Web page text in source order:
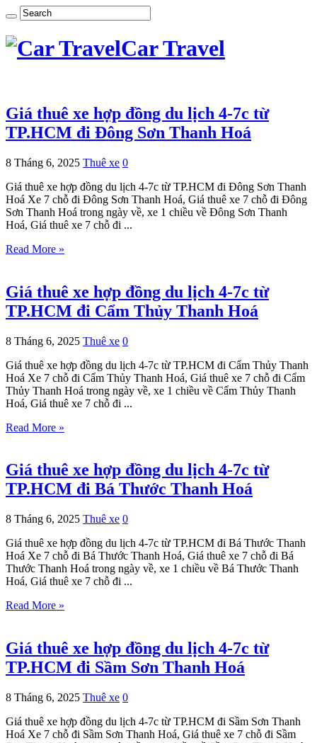
Car Travel
Giá thuê xe hợp đồng du lịch 4-7c từ
TP.HCM đi Đông Sơn Thanh Hoá
8 Tháng 6, 2025 Thuê xe 0
Giá thuê xe hợp đồng du lịch 4-7c từ TP.HCM đi Đông Sơn Thanh
Hoá Xe 7 chỗ đi Đông Sơn Thanh Hoá, Giá thuê xe 7 chỗ đi Đông
Sơn Thanh Hoá trong ngày về, xe 1 chiều về Đông Sơn Thanh
Hoá, Giá thuê xe 7 chỗ đi ...
Read More »
Giá thuê xe hợp đồng du lịch 4-7c từ
TP.HCM đi Cẩm Thủy Thanh Hoá
8 Tháng 6, 2025 Thuê xe 0
Giá thuê xe hợp đồng du lịch 4-7c từ TP.HCM đi Cẩm Thủy Thanh
Hoá Xe 7 chỗ đi Cẩm Thủy Thanh Hoá, Giá thuê xe 7 chỗ đi Cẩm
Thủy Thanh Hoá trong ngày về, xe 1 chiều về Cẩm Thủy Thanh
Hoá, Giá thuê xe 7 chỗ đi ...
Read More »
Giá thuê xe hợp đồng du lịch 4-7c từ
TP.HCM đi Bá Thước Thanh Hoá
8 Tháng 6, 2025 Thuê xe 0
Giá thuê xe hợp đồng du lịch 4-7c từ TP.HCM đi Bá Thước Thanh
Hoá Xe 7 chỗ đi Bá Thước Thanh Hoá, Giá thuê xe 7 chỗ đi Bá
Thước Thanh Hoá trong ngày về, xe 1 chiều về Bá Thước Thanh
Hoá, Giá thuê xe 7 chỗ đi ...
Read More »
Giá thuê xe hợp đồng du lịch 4-7c từ
TP.HCM đi Sầm Sơn Thanh Hoá
8 Tháng 6, 2025 Thuê xe 0
Giá thuê xe hợp đồng du lịch 4-7c từ TP.HCM đi Sầm Sơn Thanh
Hoá Xe 7 chỗ đi Sầm Sơn Thanh Hoá, Giá thuê xe 7 chỗ đi Sầm